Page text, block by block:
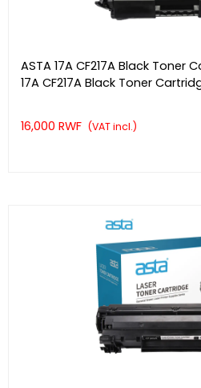
ASTA 17A CF217A Black Toner
17A CF217A Black Toner
16,000 RWF (VAT incl.)